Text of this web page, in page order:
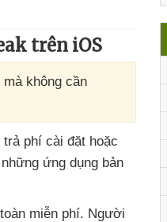
trên iOS
không cần
trả phí cài đặt hoặc
những ứng dụng bản
miễn phí. Người